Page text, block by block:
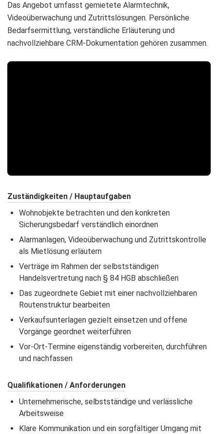
Das Angebot umfasst gemietete Alarmtechnik,
Videoüberwachung und Zutrittslösungen. Persönliche
Bedarfsermittlung, verständliche Erläuterung und
nachvollziehbare CRM-Dokumentation gehören zusammen.
Zuständigkeiten / Hauptaufgaben
Wohnobjekte betrachten und den konkreten
Sicherungsbedarf verständlich einordnen
Alarmanlagen, Videoüberwachung und Zutrittskontrolle
als Mietlösung erläutern
Verträge im Rahmen der selbstständigen
Handelsvertretung nach § 84 HGB abschließen
Das zugeordnete Gebiet mit einer nachvollziehbaren
Routenstruktur bearbeiten
Verkaufsunterlagen gezielt einsetzen und offene
Vorgänge geordnet weiterführen
Vor-Ort-Termine eigenständig vorbereiten, durchführen
und nachfassen
Qualifikationen / Anforderungen
Unternehmerische, selbstständige und verlässliche
Arbeitsweise
Klare Kommunikation und ein sorgfältiger Umgang mit